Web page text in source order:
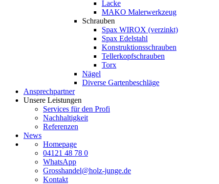
Lacke
MAKO Malerwerkzeug
Schrauben
Spax WIROX (verzinkt)
Spax Edelstahl
Konstruktionsschrauben
Tellerkopfschrauben
Torx
Nägel
Diverse Gartenbeschläge
Ansprechpartner
Unsere Leistungen
Services für den Profi
Nachhaltigkeit
Referenzen
News
Homepage
04121 48 78 0
WhatsApp
Grosshandel@holz-junge.de
Kontakt